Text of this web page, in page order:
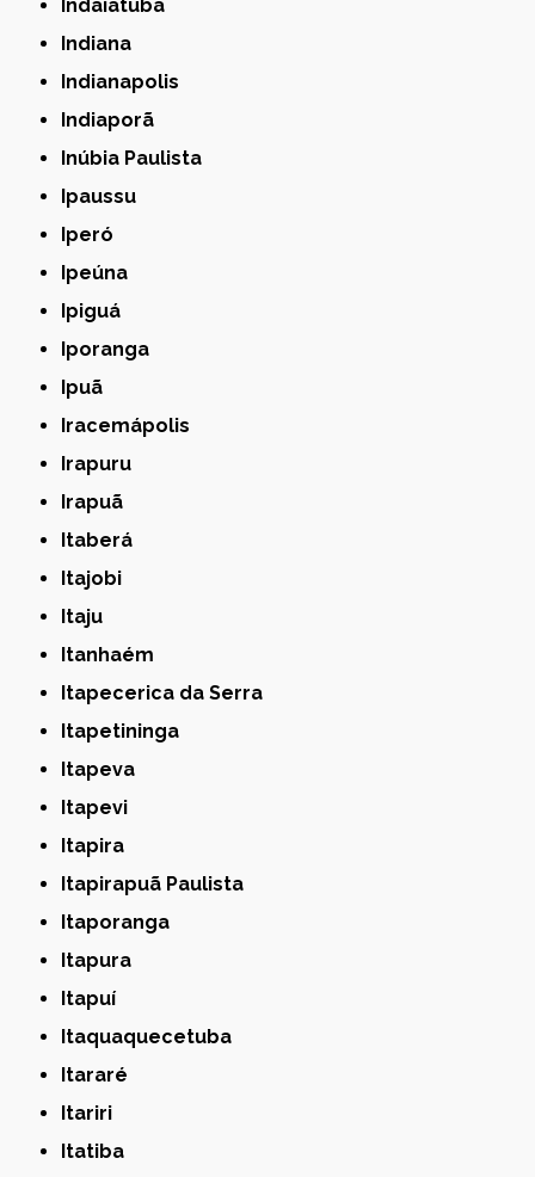
Indaiatuba
Indiana
Indianapolis
Indiaporã
Inúbia Paulista
Ipaussu
Iperó
Ipeúna
Ipiguá
Iporanga
Ipuã
Iracemápolis
Irapuru
Irapuã
Itaberá
Itajobi
Itaju
Itanhaém
Itapecerica da Serra
Itapetininga
Itapeva
Itapevi
Itapira
Itapirapuã Paulista
Itaporanga
Itapura
Itapuí
Itaquaquecetuba
Itararé
Itariri
Itatiba